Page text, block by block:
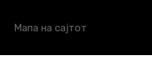
Мапа на сајтот